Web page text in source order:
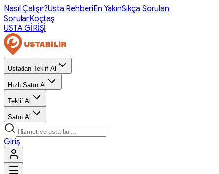
Nasıl Çalışır?Usta RehberiEn YakınSıkça Sorulan
SorularKoçtaş
USTA GİRİŞİ
Ustadan Teklif Al
Hızlı Satın Al
Teklif Al
Satın Al
Giriş